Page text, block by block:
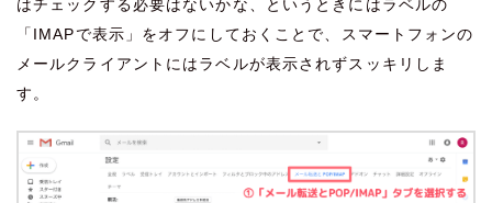
はチェックする必要はないかな、というときにはラベルの
「IMAPで表示」をオフにしておくことで、スマートフォンの
メールクライアントにはラベルが表示されずスッキリしま
す。